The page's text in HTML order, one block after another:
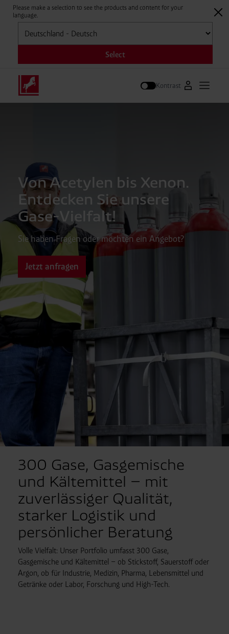
Please make a selection to see the products and content for your
language.
Auswählen
Select
Kontrast Zum
Von Acetylen bis Xenon.
Entdecken Sie unsere
Gase-Vielfalt!
Sie haben Fragen oder möchten ein Angebot?
Jetzt anfragen
300 Gase, Gasgemische
und Kältemittel – mit
zuverlässiger Qualität,
starker Logistik und
persönlicher Beratung
Volle Vielfalt: Unser Portfolio umfasst 300 Gase,
Gasgemische und Kältemittel – ob Stickstoff, Sauerstoff oder
Argon, ob für Industrie, Medizin, Pharma, Lebensmittel und
Getränke oder Labor, Forschung und High-Tech.